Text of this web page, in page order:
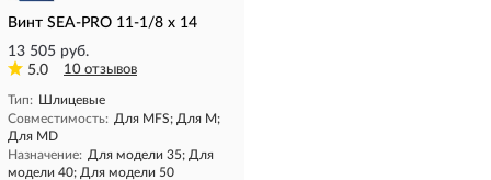
Винт SEA-PRO 11-1/8 х 14
13 505 руб.
5.0
10 отзывов
Тип: Шлицевые
Совместимость: Для MFS; Для M;
Для MD
Назначение: Для модели 35; Для
модели 40; Для модели 50